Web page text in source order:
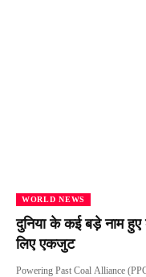
WORLD NEWS
दुनिया के कई बड़े नाम
लिए एकजुट
Powering Past Coal Alliance